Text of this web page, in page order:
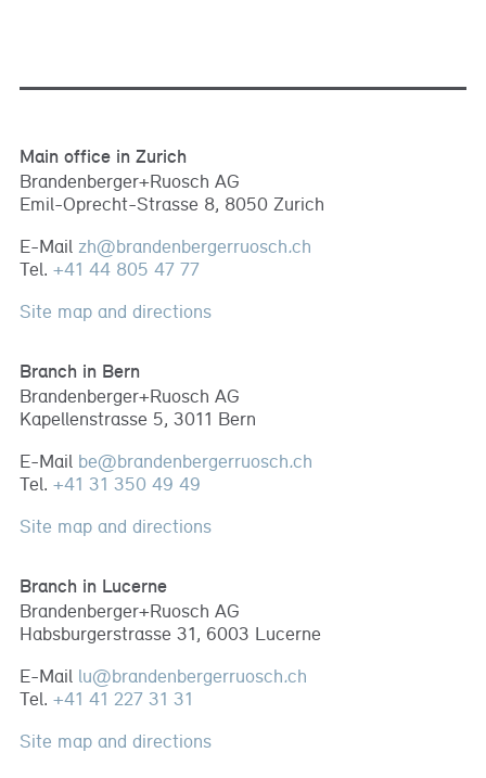
Main office in Zurich
Brandenberger+Ruosch AG
Emil-Oprecht-Strasse 8, 8050 Zurich
E-Mail zh@brandenbergerruosch.ch
Tel. +41 44 805 47 77
Site map and directions
Branch in Bern
Brandenberger+Ruosch AG
Kapellenstrasse 5, 3011 Bern
E-Mail be@brandenbergerruosch.ch
Tel. +41 31 350 49 49
Site map and directions
Branch in Lucerne
Brandenberger+Ruosch AG
Habsburgerstrasse 31, 6003 Lucerne
E-Mail lu@brandenbergerruosch.ch
Tel. +41 41 227 31 31
Site map and directions